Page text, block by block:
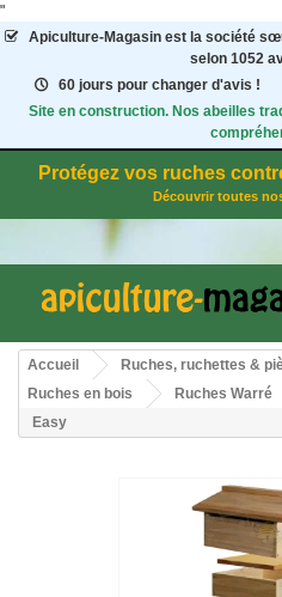
"
Apiculture-Magasinest la société
selon 1052
60 jours pour changer d'avis !
Site en construction. Nos abeilles
Protégez vos ruches
Découvrir toutes
Accueil
Ruches, ruchettes &
Ruches en bois
Ruches Warré
Easy